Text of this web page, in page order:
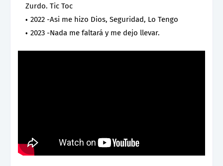
Zurdo. Tic Toc
2022 -Asi me hizo Dios, Seguridad, Lo Tengo
2023 -Nada me faltará y me dejo llevar.